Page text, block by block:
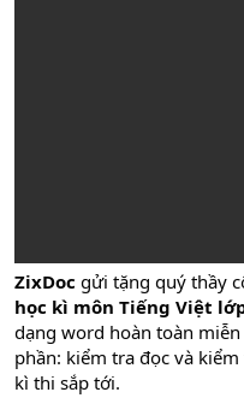
ZixDoc gửi tặng quý thầy
học kì môn Tiếng Việt
dạng word hoàn toàn
phần: kiểm tra đọc và
kì thi sắp tới.